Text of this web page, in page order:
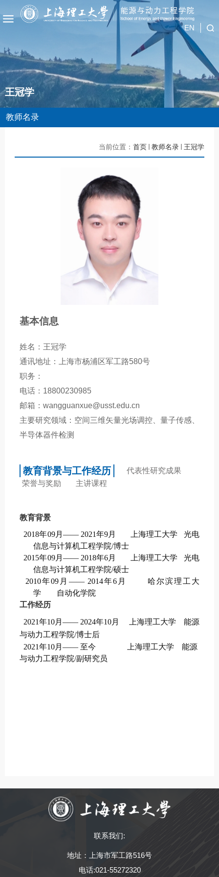
EN
王冠学
教师名录
当前位置： 首页 教师名录 王冠学
基本信息
姓名：王冠学
通讯地址：上海市杨浦区军工路580号
职务：
电话：18800230985
邮箱：wangguanxue@usst.edu.cn
主要研究领域：空间三维矢量光场调控、量子传感、
半导体器件检测
教育背景与工作经历
代表性研究成果
荣誉与奖励
主讲课程
教育背景
2018年09月 —— 2021年9月 上海理工大学
光电
信息与计算机工程学院/博士
2015年09月 —— 2018年6月 上海理工大学
光电
信息与计算机工程学院/硕士
2010年09 月 —— 2014年6月
哈尔滨理工大
学
自动化学院
工作经历
2021年10月 —— 2024年10月 上海理工大学
能源
与动力工程学院/博士后
2021年10月 —— 至今 上海理工大学
能源
与动力工程学院/副研究员
联系我们:
地址：上海市军工路516号
电话:021-55272320